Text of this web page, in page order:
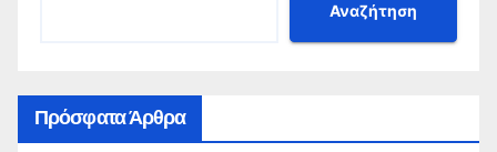
Αναζήτηση
Πρόσφατα Άρθρα